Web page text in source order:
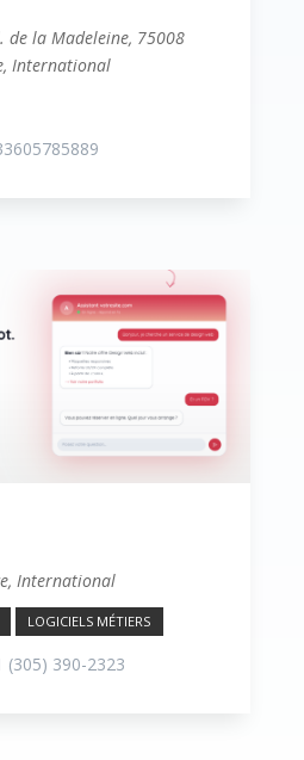
de la Madeleine, 75008
International
International
LOGICIELS MÉTIERS
(305) 390-2323